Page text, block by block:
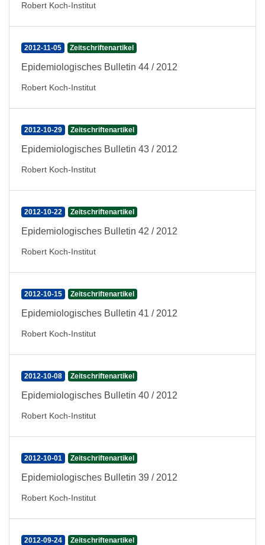
Robert Koch-Institut
2012-11-05 Zeitschriftenartikel
Epidemiologisches Bulletin 44 / 2012
Robert Koch-Institut
2012-10-29 Zeitschriftenartikel
Epidemiologisches Bulletin 43 / 2012
Robert Koch-Institut
2012-10-22 Zeitschriftenartikel
Epidemiologisches Bulletin 42 / 2012
Robert Koch-Institut
2012-10-15 Zeitschriftenartikel
Epidemiologisches Bulletin 41 / 2012
Robert Koch-Institut
2012-10-08 Zeitschriftenartikel
Epidemiologisches Bulletin 40 / 2012
Robert Koch-Institut
2012-10-01 Zeitschriftenartikel
Epidemiologisches Bulletin 39 / 2012
Robert Koch-Institut
2012-09-24 Zeitschriftenartikel